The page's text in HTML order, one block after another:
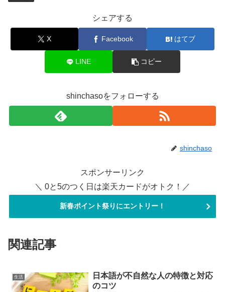
シェアする
X Facebook はてブ
LINE コピー
shinchasoをフォローする
shinchaso
スポンサーリンク
＼ 0と5のつく日は楽天カードがオトク！／
新春ポイント祭りにエントリー！
関連記事
生活
日本語が不自然な人の特徴と対応
のコツ